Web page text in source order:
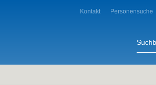
Kontakt Personensuche